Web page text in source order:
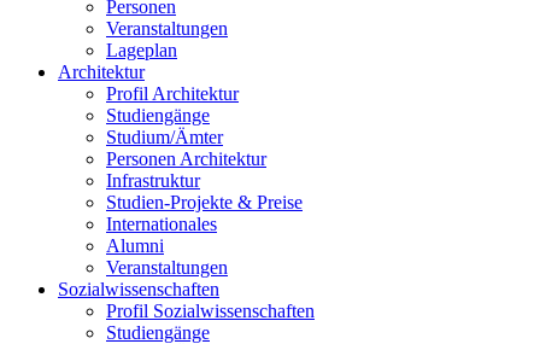
Personen
Veranstaltungen
Lageplan
Architektur
Profil Architektur
Studiengänge
Studium/Ämter
Personen Architektur
Infrastruktur
Studien-Projekte & Preise
Internationales
Alumni
Veranstaltungen
Sozialwissenschaften
Profil Sozialwissenschaften
Studiengänge